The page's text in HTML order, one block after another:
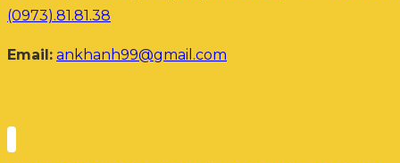
(0973).81.81.38
Email: ankhanh99@gmail.com